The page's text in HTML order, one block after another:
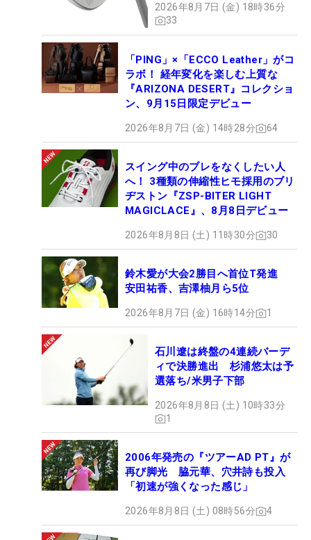
2026年8月7日 (金) 18時36分
33
「PING」×「ECCO Leather」がコ
ラボ！ 経年変化を楽しむ上質な
『ARIZONA DESERT』コレクショ
ン、9月15日限定デビュー
2026年8月7日 (金) 14時28分 64
スイング中のブレをなくしたい人
へ！ 3種類の伸縮性ヒモ採用のブリ
ヂストン『ZSP-BITER LIGHT
MAGICLACE』、8月8日デビュー
2026年8月8日 (土) 11時30分 30
鈴木愛が大会2勝目へ首位T発進
安田祐香、吉澤柚月ら5位
2026年8月7日 (金) 16時14分 1
石川遼は終盤の4連続バーデ
ィで決勝進出 杉浦悠太は予
選落ち/米男子下部
2026年8月8日 (土) 10時33分
1
2006年発売の『ツアーAD PT』が
再び脚光 脇元華、穴井詩も投入
「初速が強くなった感じ」
2026年8月8日 (土) 08時56分 4